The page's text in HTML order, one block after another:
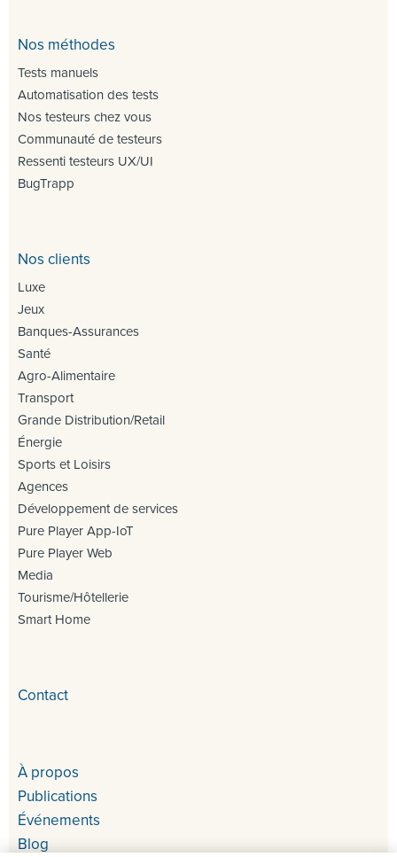
Nos méthodes
Tests manuels
Automatisation des tests
Nos testeurs chez vous
Communauté de testeurs
Ressenti testeurs UX/UI
BugTrapp
Nos clients
Luxe
Jeux
Banques-Assurances
Santé
Agro-Alimentaire
Transport
Grande Distribution/Retail
Énergie
Sports et Loisirs
Agences
Développement de services
Pure Player App-IoT
Pure Player Web
Media
Tourisme/Hôtellerie
Smart Home
Contact
À propos
Publications
Événements
Blog